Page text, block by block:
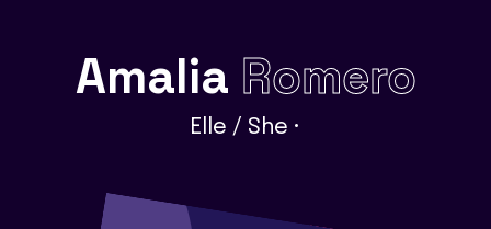
Amalia Romero
Elle / She •